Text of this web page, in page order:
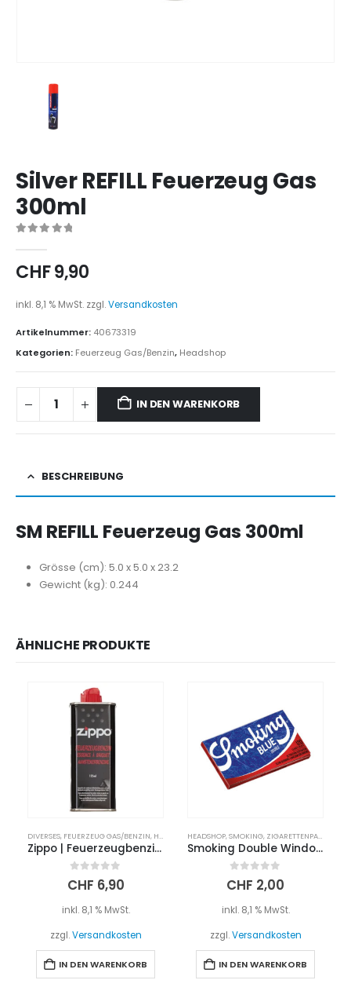
Silver REFILL Feuerzeug Gas
300ml
CHF9,90
inkl. 8,1 % MwSt. zzgl.Versandkosten
Artikelnummer: 40673319
Kategorien: Feuerzeug Gas/Benzin, Headshop
IN DEN WARENKORB
BESCHREIBUNG
SM REFILL Feuerzeug Gas 300ml
Grösse (cm): 5.0 x 5.0 x 23.2
Gewicht (kg): 0.244
ÄHNLICHE PRODUKTE
DIVERSES, FEUERZEUG GAS/BENZIN, HEADSHOP ,ZIPPO ZUBEHÖR
Zippo | Feuerzeugbenzin | 125ml
0 out of 5
CHF 6,90
inkl. 8,1 % MwSt.
zzgl.Versandkosten
IN DEN WARENKORB
HEADSHOP,SMOKING, ZIGARETTENPAPIER
Smoking Double Window | Blue
0 out of 5
CHF 2,00
inkl. 8,1 % MwSt.
zzgl.Versandkosten
IN DEN WARENKORB